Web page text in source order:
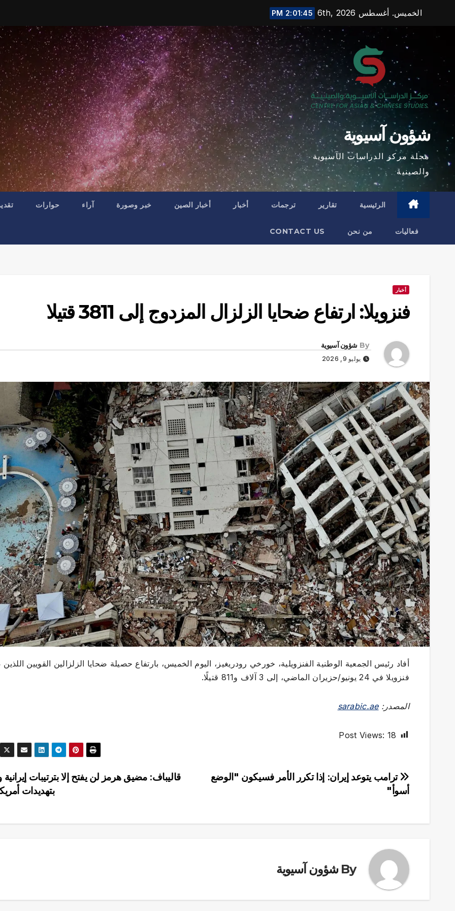
content
الخميس. أغسطس 6th, 2026 2:01:47 PM
شؤون آسيوية
مجلة مركز الدراسات الآسيوية
والصينية
الرئيسية تقارير ترجمات أخبار أخبار الصين خبر وصورة آراء حوارات
فعاليات من نحن CONTACT US
أخبار
فنزويلا: ارتفاع ضحايا الزلزال المزدوج إلى 3811 قتيلا
By شؤون آسيوية
يوليو 9, 2026
أفاد رئيس الجمعية الوطنية الفنزويلية، خورخي رودريغيز، اليوم الخميس، بارتفاع حصيلة ضحايا الزلزالين القويين
فنزويلا في 24 يونيو/حزيران الماضي، إلى 3 آلاف و811 قتيلًا.
المصدر:sarabic.ae
Post Views: 18
تصفّح
المقالات
قاليباف: مضيق هرمز لن يفتح إلا بترتيبات
بتهديدات
ترامب يتوعد إيران: إذا تكرر الأمر فسيكون "الوضع
أسوأ"
By شؤون آسيوية